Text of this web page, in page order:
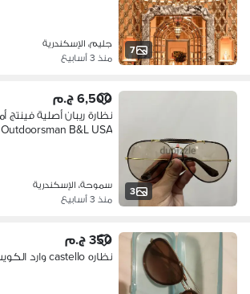
7
جليم، الإسكندرية
منذ 3 أسابيع
3
6,500 ج.م
Outdoorsman B&L USA - حالة ممتا
سموحة، الإسكندرية
منذ 3 أسابيع
350 ج.م
نظاره castello وارد الكويت بلجراب